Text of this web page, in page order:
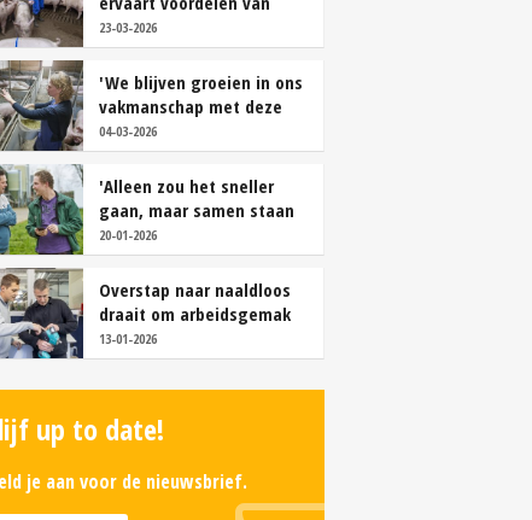
coöperatieve voerfusie
23-03-2026
'We blijven groeien in ons
vakmanschap met deze
teamaanpak'
04-03-2026
'Alleen zou het sneller
gaan, maar samen staan
we stukken sterker'
20-01-2026
Overstap naar naaldloos
draait om arbeidsgemak
en diervriendelijkheid
13-01-2026
up to date!
je aan voor de nieuwsbrief.